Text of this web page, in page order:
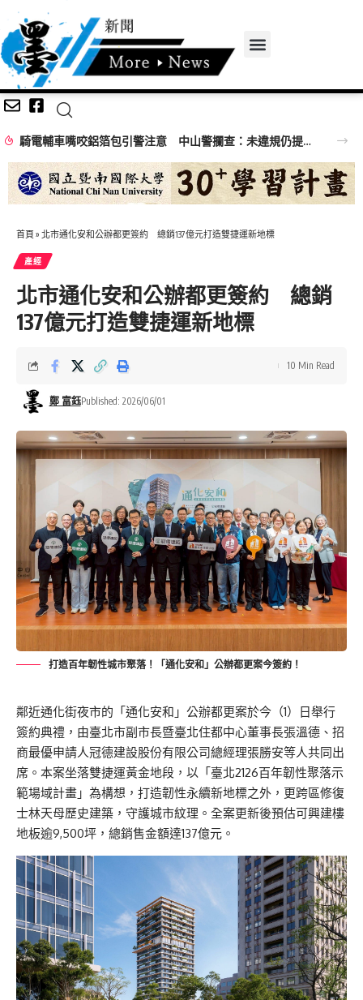
騎電輔車嘴咬鋁箔包引警注意 中山警攔查：未違規仍提醒專心騎乘
首頁 » 北市通化安和公辦都更簽約 總銷137億元打造雙捷運新地標
產經
北市通化安和公辦都更簽約 總銷
137億元打造雙捷運新地標
鄭 富鈺Published: 2026/06/01
10 Min Read
打造百年韌性城市聚落！「通化安和」公辦都更案今簽約！
鄰近通化街夜市的「通化安和」公辦都更案於今（1）日舉行
簽約典禮，由臺北市副市長暨臺北住都中心董事長張溫德、招
商最優申請人冠德建設股份有限公司總經理張勝安等人共同出
席。本案坐落雙捷運黃金地段，以「臺北2126百年韌性聚落示
範場域計畫」為構想，打造韌性永續新地標之外，更跨區修復
士林天母歷史建築，守護城市紋理。全案更新後預估可興建樓
地板逾9,500坪，總銷售金額達137億元。